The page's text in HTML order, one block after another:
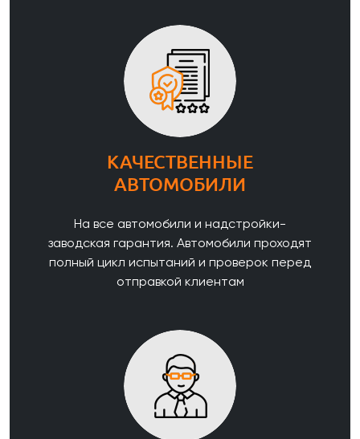
КАЧЕСТВЕННЫЕ
АВТОМОБИЛИ
На все автомобили и надстройки-
заводская гарантия. Автомобили проходят
полный цикл испытаний и проверок перед
отправкой клиентам